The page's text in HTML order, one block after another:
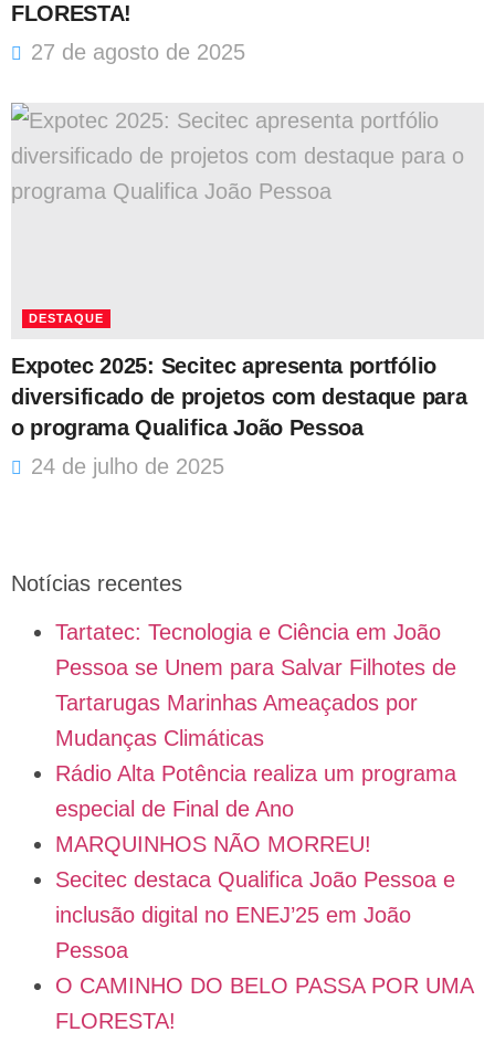
FLORESTA!
27 de agosto de 2025
DESTAQUE
Expotec 2025: Secitec apresenta portfólio
diversificado de projetos com destaque para
o programa Qualifica João Pessoa
24 de julho de 2025
Notícias recentes
Tartatec: Tecnologia e Ciência em João
Pessoa se Unem para Salvar Filhotes de
Tartarugas Marinhas Ameaçados por
Mudanças Climáticas
Rádio Alta Potência realiza um programa
especial de Final de Ano
MARQUINHOS NÃO MORREU!
Secitec destaca Qualifica João Pessoa e
inclusão digital no ENEJ’25 em João
Pessoa
O CAMINHO DO BELO PASSA POR UMA
FLORESTA!